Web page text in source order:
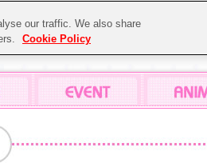
our traffic. We also share
Cookie Policy